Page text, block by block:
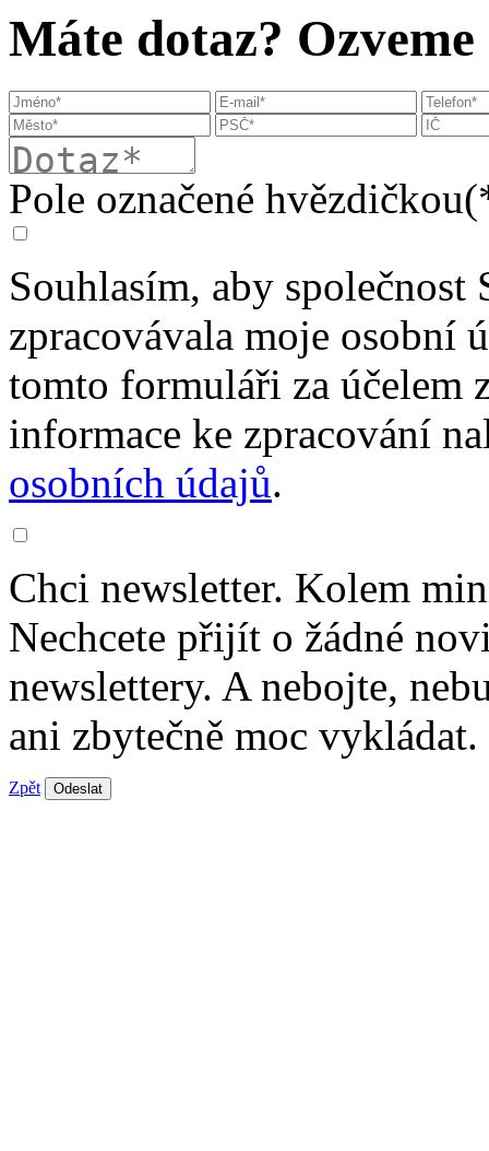
Máte dotaz? Ozveme
Pole označené
Souhlasím, aby společnost
zpracovávala moje osobní
tomto formuláři za účelem
informace ke zpracování
osobních údajů.
Chci newsletter. Kolem
Nechcete přijít o žádné
newslettery. A nebojte,
ani zbytečně moc vykládat.
Zpět Odeslat